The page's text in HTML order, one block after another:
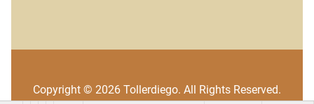
Copyright © 2026 Tollerdiego. All Rights Reserved.